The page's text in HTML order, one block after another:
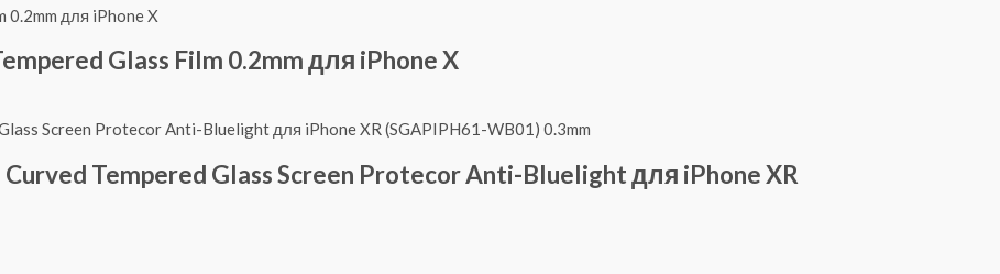
Glass Film 0.2mm для iPhone X
Tempered Glass Screen Protecor Anti-Bluelight для iPhone XR